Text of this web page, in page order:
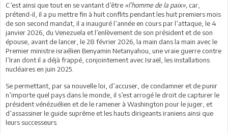
C’est ainsi que tout en se vantant d’être «l’homme de la paix», car,
prétend-il, il a pu mettre fin à huit conflits pendant les huit premiers mois
de son second mandat, il a inauguré l’année en cours par l’attaque, le 4
janvier 2026, du Venezuela et l’enlèvement de son président et de son
épouse, avant de lancer, le 28 février 2026, la main dans la main avec le
Premier ministre israélien Benyamin Netanyahou, une vraie guerre contre
l’Iran dont il a déjà frappé, conjointement avec Israël, les installations
nucléaires en juin 2025.
Se permettant, par sa nouvelle loi, d’accuser, de condamner et de punir
n’importe quel pays dans le monde, il s’est arrogé le droit de capturer le
président vénézuélien et de le ramener à Washington pour le juger, et
d’assassiner le guide suprême et les hauts dirigeants iraniens ainsi que
leurs successeurs.